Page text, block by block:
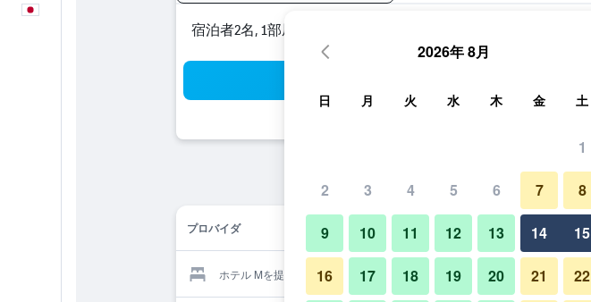
宿泊者2名, 1​部屋
プロバイダ
ホテル Mを提供する予約サイト 料金を表示
2026年 8月
日 月 火 水 木 金 土
1
2 3 4 5 6 7 8
9 10 11 12 13 14 15
16 17 18 19 20 21 22